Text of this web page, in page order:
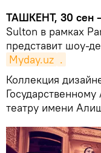
ТАШКЕНТ, 30 сен
Sulton в рамках
представит шоу-
Myday.uz .
Коллекция
театру имени